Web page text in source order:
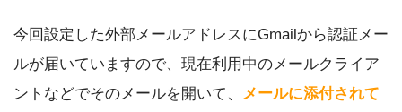
今回設定した外部メールアドレスにGmailから認証メー
ルが届いていますので、現在利用中のメールクライア
ントなどでそのメールを開いて、 メールに添付されて